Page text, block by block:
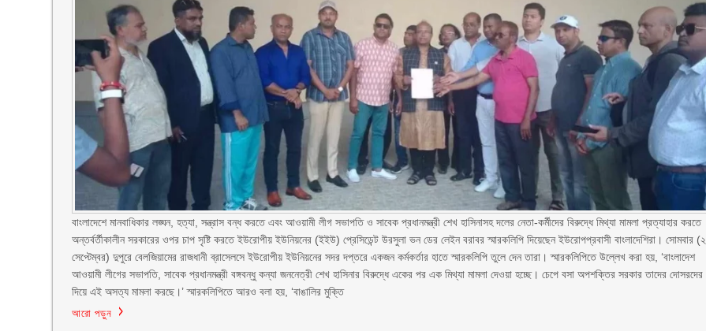
বাংলাদেশে মানবাধিকার লঙ্ঘন, হত্যা, সন্ত্রাস বন্ধ করতে এবং আওয়ামী লীগ সভাপতি ও সাবেক প্রধানমন্ত্রী শেখ হাসিনাসহ দলের নেতা-কর্মীদের বিরুদ্ধে মিথ্যা মামলা প্রত্যাহার করতে
অন্তর্বর্তীকালীন সরকারের ওপর চাপ সৃষ্টি করতে ইউরোপীয় ইউনিয়নের (ইইউ) প্রেসিডেন্ট উরসুলা ভন ডের লেইন বরাবর স্মারকলিপি দিয়েছেন ইউরোপপ্রবাসী বাংলাদেশিরা। সোমবার (২
সেপ্টেম্বর) দুপুরে বেলজিয়ামের রাজধানী ব্রাসেলসে ইউরোপীয় ইউনিয়নের সদর দপ্তরে একজন কর্মকর্তার হাতে স্মারকলিপি তুলে দেন তারা। স্মারকলিপিতে উল্লেখ করা হয়, ‘বাংলাদেশ
আওয়ামী লীগের সভাপতি, সাবেক প্রধানমন্ত্রী বঙ্গবন্ধু কন্যা জননেত্রী শেখ হাসিনার বিরুদ্ধে একের পর এক মিথ্যা মামলা দেওয়া হচ্ছে। চেপে বসা অপশক্তির সরকার তাদের দোসরদের
দিয়ে এই অসত্য মামলা করছে।’ স্মারকলিপিতে আরও বলা হয়, ‘বাঙালির মুক্তি
আরো পড়ুন